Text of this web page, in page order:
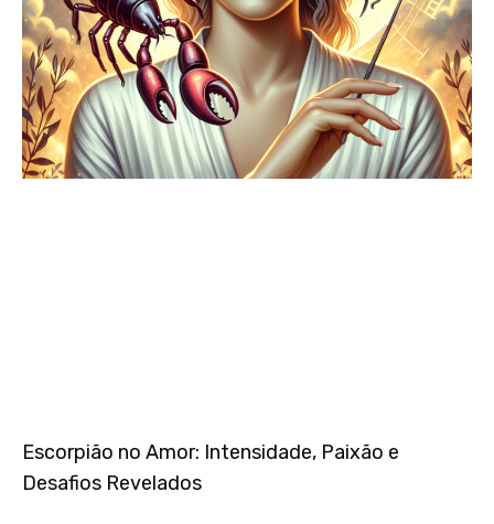
Escorpião no Amor: Intensidade, Paixão e
Desafios Revelados